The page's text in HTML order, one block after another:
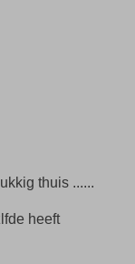
thuis ......
heeft